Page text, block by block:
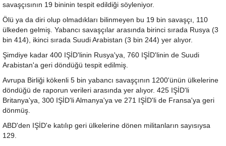
savaşçısının 19 bininin tespit edildiği söyleniyor.
Ölü ya da diri olup olmadıkları bilinmeyen bu 19 bin savaşçı, 110
ülkeden gelmiş. Yabancı savaşçılar arasında birinci sırada Rusya (3
bin 414), ikinci sırada Suudi Arabistan (3 bin 244) yer alıyor.
Şimdiye kadar 400 IŞİD'linin Rusya'ya, 760 IŞİD'linin de Suudi
Arabistan'a geri döndüğü tespit edilmiş.
Avrupa Birliği kökenli 5 bin yabancı savaşçının 1200'ünün ülkelerine
döndüğü de raporun verileri arasında yer alıyor. 425 IŞİD'li
Britanya'ya, 300 IŞİD'li Almanya'ya ve 271 IŞİD'li de Fransa'ya geri
dönmüş.
ABD'den IŞİD'e katılıp geri ülkelerine dönen militanların sayısıysa
129.